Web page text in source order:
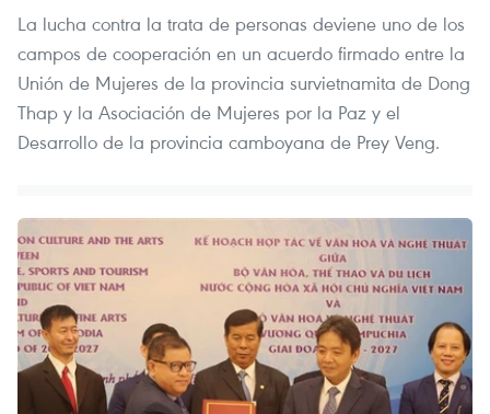
La lucha contra la trata de personas deviene uno de los
campos de cooperación en un acuerdo firmado entre la
Unión de Mujeres de la provincia survietnamita de Dong
Thap y la Asociación de Mujeres por la Paz y el
Desarrollo de la provincia camboyana de Prey Veng.